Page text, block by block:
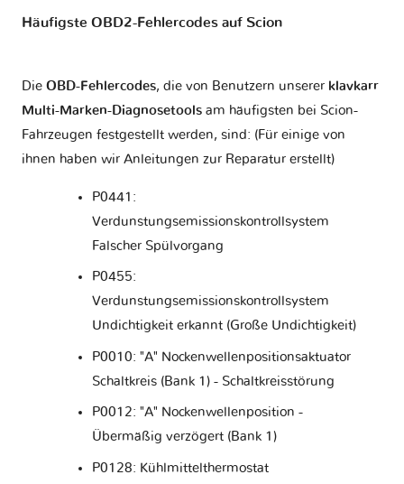
Häufigste OBD2-Fehlercodes auf Scion
Die OBD-Fehlercodes, die von Benutzern unserer klavkarr
Multi-Marken-Diagnosetools am häufigsten bei Scion-
Fahrzeugen festgestellt werden, sind: (Für einige von
ihnen haben wir Anleitungen zur Reparatur erstellt)
P0441:
Verdunstungsemissionskontrollsystem
Falscher Spülvorgang
P0455:
Verdunstungsemissionskontrollsystem
Undichtigkeit erkannt (Große Undichtigkeit)
P0010: "A" Nockenwellenpositionsaktuator
Schaltkreis (Bank 1) - Schaltkreisstörung
P0012: "A" Nockenwellenposition -
Übermäßig verzögert (Bank 1)
P0128: Kühlmittelthermostat